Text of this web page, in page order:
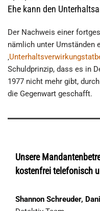
Ehe kann den
Der Nachweis einer
nämlich unter Umständen
‚
Schuldprinzip, dass es in
1977 nicht mehr gibt,
die Gegenwart geschafft.
Unsere
kostenfrei telefonisch
Shannon Schreuder,